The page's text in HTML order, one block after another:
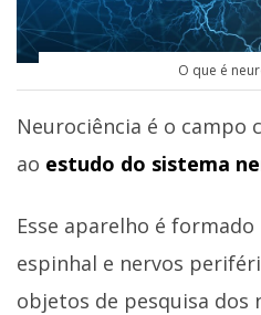
O que é
Neurociência é o campo
ao estudo do sistema
Esse aparelho é
espinhal e nervos
objetos de pesquisa dos